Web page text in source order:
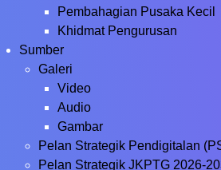
Pembahagian Pusaka Kecil
Khidmat Pengurusan
Sumber
Galeri
Video
Audio
Gambar
Pelan Strategik Pendigitalan
Pelan Strategik JKPTG 2026-